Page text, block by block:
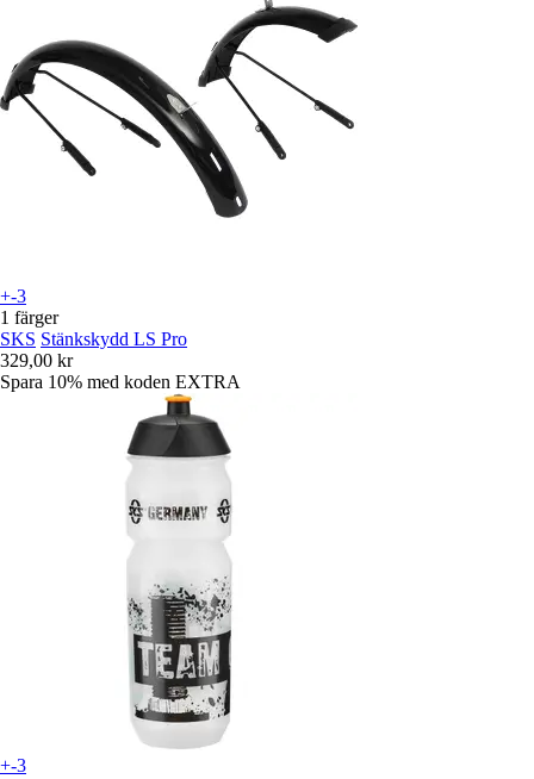
+-3
1 färger
SKS Stänkskydd LS Pro
329,00 kr
Spara 10% med koden EXTRA
+-3